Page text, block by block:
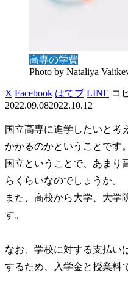
高専の学費
Photo by Nataliya
X Facebook はてブ LINE コ
2022.09.082022.10.12
国立高専に進学したいと考
かかるのかということです。
国立ということで、あまり
らくらいなのでしょうか。
また、高校から大学、大学
す。
なお、学校に対する支払い
するため、入学金と授業料